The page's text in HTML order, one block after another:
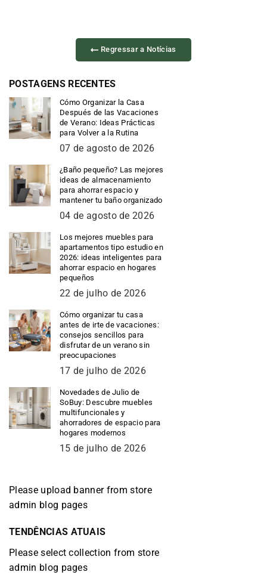
Regressar a Notícias
POSTAGENS RECENTES
Cómo Organizar la Casa
Después de las Vacaciones
de Verano: Ideas Prácticas
para Volver a la Rutina
07 de agosto de 2026
¿Baño pequeño? Las mejores
ideas de almacenamiento
para ahorrar espacio y
mantener tu baño organizado
04 de agosto de 2026
Los mejores muebles para
apartamentos tipo estudio en
2026: ideas inteligentes para
ahorrar espacio en hogares
pequeños
22 de julho de 2026
Cómo organizar tu casa
antes de irte de vacaciones:
consejos sencillos para
disfrutar de un verano sin
preocupaciones
17 de julho de 2026
Novedades de Julio de
SoBuy: Descubre muebles
multifuncionales y
ahorradores de espacio para
hogares modernos
15 de julho de 2026
Please upload banner from store
admin blog pages
TENDÊNCIAS ATUAIS
Please select collection from store
admin blog pages